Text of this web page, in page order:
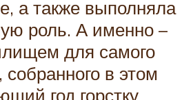
а также выполняла
роль. А именно –
для самого
в этом
год горстку